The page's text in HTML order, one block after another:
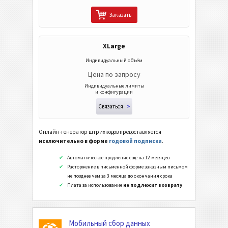
Wi-Fi КодыЗаказать
XLarge
Индивидуальный объём
Цена по запросу
Индивидуальные лимиты
и конфигурации
Связаться >
Онлайн-генератор штрихкодов предоставляется
исключительно в форме годовой подписки.
Автоматическое продление еще на 12 месяцев
Расторжение в письменной форме заказным письмом
не позднее чем за 3 месяца до окончания срока
Плата за использование не подлежит возврату
Мобильный сбор данных